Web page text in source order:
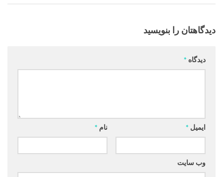
دیدگاهتان را بنویسید
دیدگاه *
نام * ایمیل *
وب‌ سایت